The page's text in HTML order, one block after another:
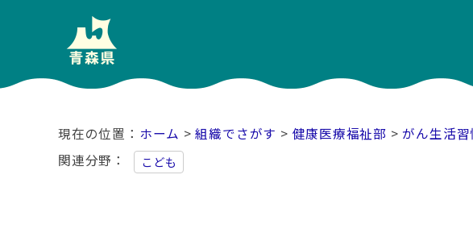
ホーム >組織でさがす > 健康医療福祉部 > がん生活
関連分野
こども